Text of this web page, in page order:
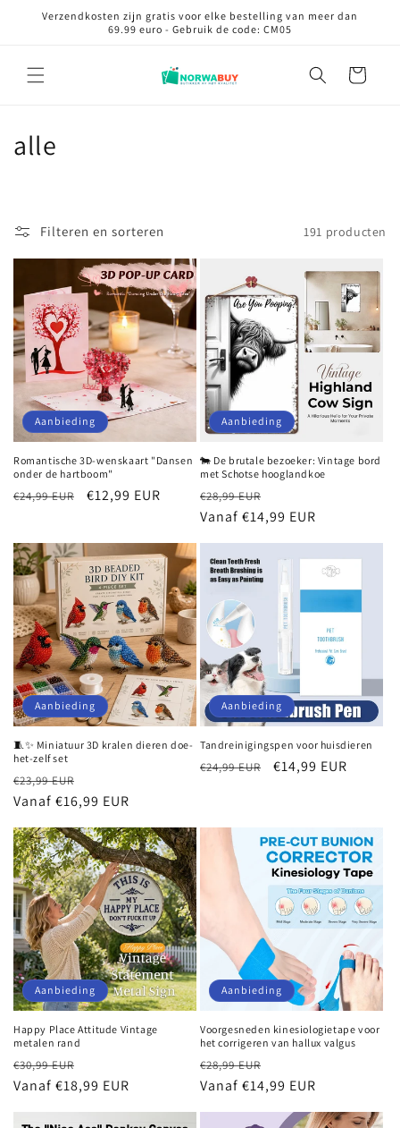
naar de
Verzendkosten zijn gratis voor elke bestelling van meer dan
69.99 euro - Gebruik de code: CM05
Winkelwagen
C
l
c
t
i
e
:
alle
Filteren en sorteren 191 producten
Aanbieding
Romantische 3D-wenskaart "Dansen
onder de hartboom"
Normale
€24,99 EUR Aanbiedingsprijs
€12,99 EUR
Aanbieding
🐄 De brutale bezoeker: Vintage bord
met Schotse hooglandkoe
Normale
prijs
€28,99 EUR
Vanaf €14,99 EUR
Aanbieding
🧵✨ Miniatuur 3D kralen dieren doe-
het-zelf set
Normale
prijs
€23,99 EUR
Vanaf €16,99 EUR
Aanbieding
Tandreinigingspen voor huisdieren
Normale
€24,99 EUR Aanbiedingsprijs
€14,99 EUR
Aanbieding
Happy Place Attitude Vintage
metalen rand
Normale
prijs
€30,99 EUR
Vanaf €18,99 EUR
Aanbieding
Voorgesneden kinesiologietape voor
het corrigeren van hallux valgus
Normale
prijs
€28,99 EUR
Vanaf €14,99 EUR